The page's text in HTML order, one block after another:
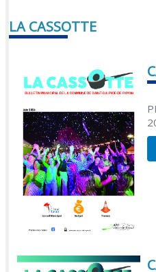
LA CASSOTTE